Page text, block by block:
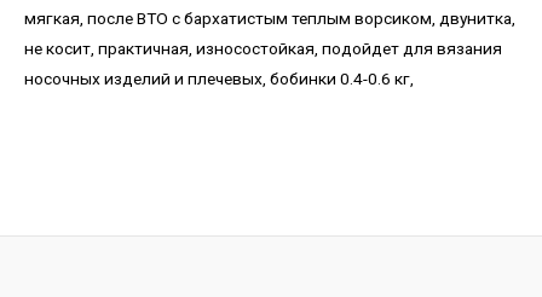
мягкая, после ВТО с бархатистым теплым ворсиком, двунитка,
не косит, практичная, износостойкая, подойдет для вязания
носочных изделий и плечевых, бобинки 0.4-0.6 кг,